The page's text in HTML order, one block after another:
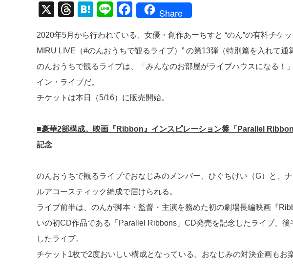
X
T
e
a
d
s
H
e
n
a
Li
e
F
c
e
b
o
Share
2020年5月から行われている、女優・創作あーちすと “のん”の有料チケ
MIRU LIVE（#のんおうちで観るライブ）” の第13弾（特別篇を入れて通
のんおうちで観るライブは、「みんなのお部屋がライブハウスになる！
イン・ライブだ。
チケットは本日（5/16）に販売開始。
■豪華2部構成。映画『Ribbon』インスピレーション盤「Parallel
記念
のんおうちで観るライブでおなじみのメンバー、ひぐちけい（G）と、
ルアコースティック編成で届けられる。
ライブ前半は、のんが脚本・監督・主演を務めた初の劇場長編映画『
いの初CD作品である「Parallel Ribbons」CD発売を記念したライブ、
したライブ。
チケット1枚で2度おいしい構成となっている。おなじみの対決企画もお